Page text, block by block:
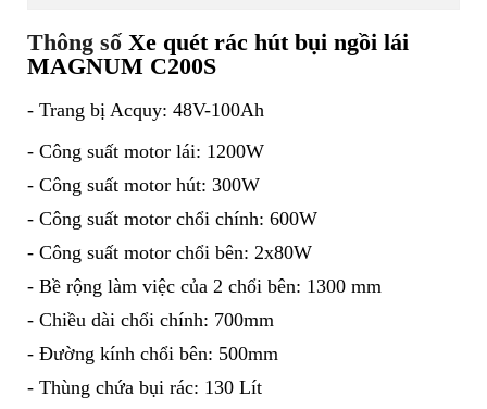
Thông số Xe quét rác hút bụi ngồi lái
MAGNUM C200S
​- Trang bị Acquy: 48V-100Ah
- Công suất motor lái: 1200W
- Công suất motor hút: 300W
- Công suất motor chổi chính: 600W
- Công suất motor chổi bên: 2x80W
- Bề rộng làm việc của 2 chổi bên: 1300 mm
- Chiều dài chổi chính: 700mm
- Đường kính chổi bên: 500mm
- Thùng chứa bụi rác: 130 Lít